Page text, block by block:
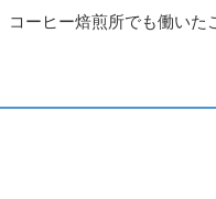
ーヒー焙煎所でも働い